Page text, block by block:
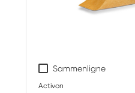
Sammenligne
Activon